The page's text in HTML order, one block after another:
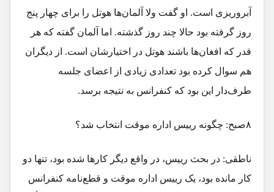
آبروریزی است. او گفت ولا آلمان‌ها هوتل را برای چهار پنج
روز گرفته بود حالا چند روز گذشته. اما آلمان گفته که هر
قدر که افغان‌ها باشند هوتل در اختیارشان است. از دیگران
هم سوال کرده بود تعدادی زیادی از اعضای جلسه
طرف‌دار این بود که کنفرانس به نتیجه برسد.
۸صبح: چگونه رییس اداره موقت انتخاب شد؟
ناطقی: در بحث رییس، در واقع دیگر کارها شده بود، تنها دو
کار مانده بود، یک رییس اداره موقت و قطع‌نامه کنفرانس